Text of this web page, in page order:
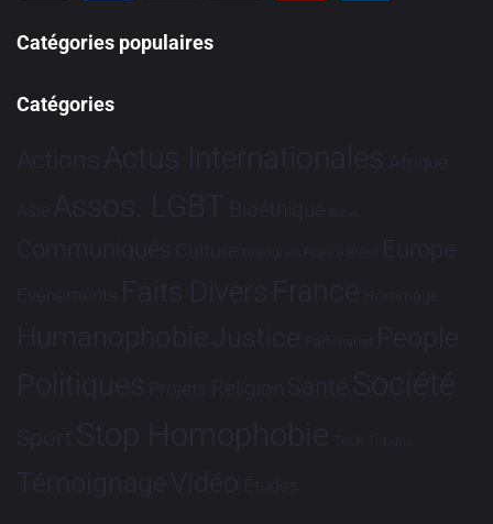
Catégories populaires
Catégories
Actions Actus Internationales Afrique
Asie Assos. LGBT Bioéthique Brève
Communiqués Culture Dialogues France-Brésil Europe
Evénements Faits Divers France Hommage
HumanophobieJustice Partenariat People
Politiques Projets Religion Santé Société
Sport Stop Homophobie Tech Tribune
TémoignageVidéo Études